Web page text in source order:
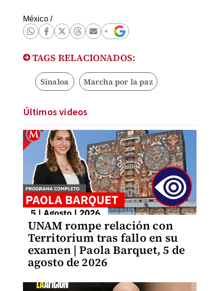
México/
TAGS RELACIONADOS:
Sinaloa Marcha por la paz
Últimos videos
UNAM rompe relación con
Territorium tras fallo en su
examen | Paola Barquet, 5 de
agosto de 2026